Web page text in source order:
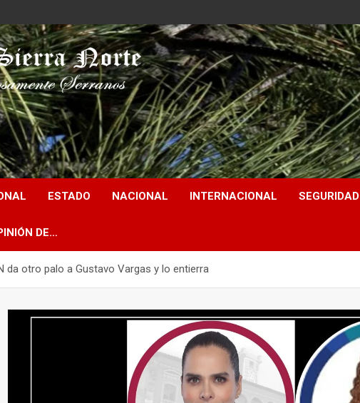
Sierra
ESTADO NACIONAL INTERNACIONAL SEGURIDAD
DE…
da otro palo a Gustavo Vargas y lo entierra